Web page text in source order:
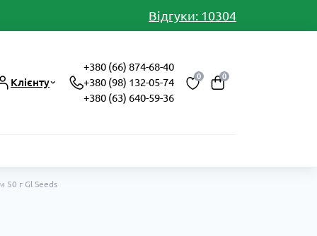
Відгуки: 10304
Клієнту
+380 (66) 874-68-40
+380 (98) 132-05-74
+380 (63) 640-59-36
0 0
50 г Gl Seeds